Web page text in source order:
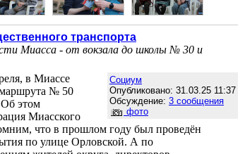
транспорта
Миасса - от вокзала до школы № 30 и
Социум
Опубликовано: 31.03.25 11:37
Обсуждение: 3 сообщения
фото
в Миассе
маршрута № 50
этом
Миасского
что в прошлом году был проведён
по улице Орловской. А по